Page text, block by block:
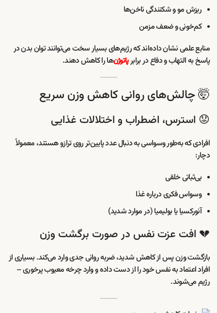
ریزش مو و شکنندگی ناخن‌ها
کم‌خونی و ضعف مزمن
منابع علمی نشان داده‌اند که رژیم‌های بسیار سخت می‌توانند توان بدن در
پاسخ به التهاب و دفاع در برابرپاتوژن‌ها را کاهش دهند.
🤯 چالش‌های روانی کاهش وزن سریع
😟 استرس، اضطراب و اختلالات غذایی
افرادی که به‌طور وسواسی به دنبال عدد پایین‌تر روی ترازو هستند، معمولاً
دچار:
بی‌ثباتی خلقی
وسواس فکری درباره غذا
آنورکسیا یا بولیمیا (در موارد شدید)
💔 افت عزت نفس در صورت برگشت وزن
بازگشت وزن پس از کاهش شدید، ضربه روانی جدی وارد می‌کند. بسیاری از
افراد اعتماد به نفس خود را از دست داده و وارد چرخه معیوب پرخوری –
رژیم می‌شوند.